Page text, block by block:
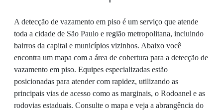
A detecção de vazamento em piso é um serviço que atende
toda a cidade de São Paulo e região metropolitana, incluindo
bairros da capital e municípios vizinhos. Abaixo você
encontra um mapa com a área de cobertura para a detecção de
vazamento em piso. Equipes especializadas estão
posicionadas para atender com rapidez, utilizando as
principais vias de acesso como as marginais, o Rodoanel e as
rodovias estaduais. Consulte o mapa e veja a abrangência do